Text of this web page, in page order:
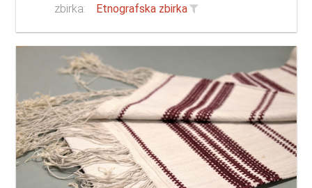
zbirka:
Etnografska zbirka